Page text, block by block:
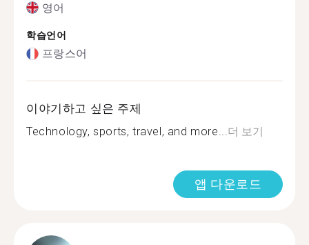
영어
학습언어
프랑스어
이야기하고 싶은 주제
Technology, sports, travel, and more...더 보기
앱 다운로드